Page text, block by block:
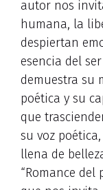
autor nos
humana, la
despiertan
esencia del
demuestra su
poética y su
que
su voz
llena de
“Romance